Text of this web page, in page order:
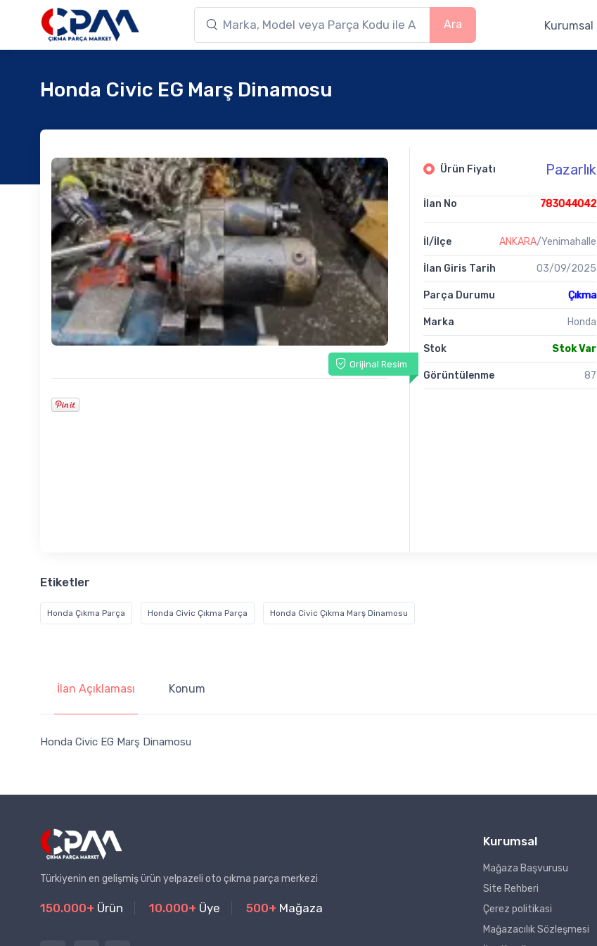
Ara Kurumsal
Honda Civic EG Marş Dinamosu
Orijinal Resim
Ürün Fiyatı Pazarlık
İlan No 783044042
İl/İlçe ANKARA/Yenimahalle
İlan Giris Tarih 03/09/2025
Parça Durumu Çıkma
Marka Honda
Stok Stok Var
Görüntülenme 87
Etiketler
Honda Çıkma Parça Honda Civic Çıkma Parça Honda Civic Çıkma Marş Dinamosu
İlan Açıklaması Konum
Honda Civic EG Marş Dinamosu
Türkiyenin en gelişmiş ürün yelpazeli oto çıkma parça merkezi
150.000+ Ürün 10.000+ Üye 500+ Mağaza
Kurumsal
Mağaza Başvurusu
Site Rehberi
Çerez politikasi
Mağazacılık Sözleşmesi